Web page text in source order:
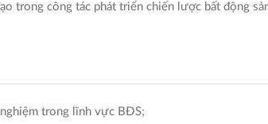
trong công tác phát triển chiến lược bất động
trong lĩnh vực BĐS;